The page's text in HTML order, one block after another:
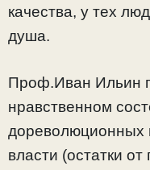
качества, у тех
душа.
Проф.Иван Ильин
нравственном
дореволюционных
власти (остатки